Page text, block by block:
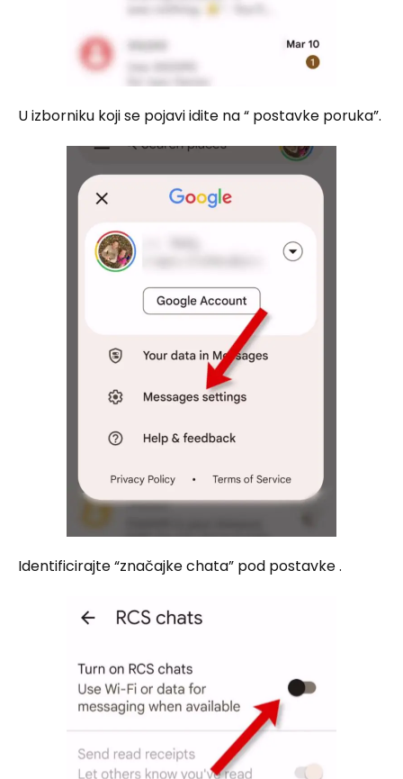
U izborniku koji se pojavi idite na “ postavke poruka”.
Identificirajte “značajke chata” pod postavke .